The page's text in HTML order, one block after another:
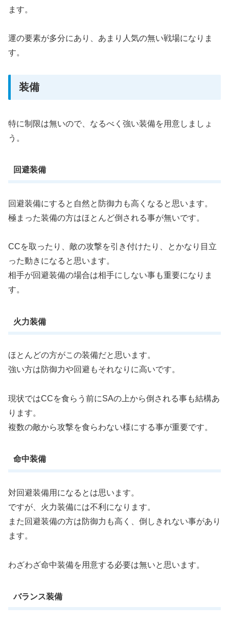
ます。
運の要素が多分にあり、あまり人気の無い戦場になりま
す。
装備
特に制限は無いので、なるべく強い装備を用意しましょ
う。
回避装備
回避装備にすると自然と防御力も高くなると思います。
極まった装備の方はほとんど倒される事が無いです。
CCを取ったり、敵の攻撃を引き付けたり、とかなり目立
った動きになると思います。
相手が回避装備の場合は相手にしない事も重要になりま
す。
火力装備
ほとんどの方がこの装備だと思います。
強い方は防御力や回避もそれなりに高いです。
現状ではCCを食らう前にSAの上から倒される事も結構あ
ります。
複数の敵から攻撃を食らわない様にする事が重要です。
命中装備
対回避装備用になるとは思います。
ですが、火力装備には不利になります。
また回避装備の方は防御力も高く、倒しきれない事があり
ます。
わざわざ命中装備を用意する必要は無いと思います。
バランス装備